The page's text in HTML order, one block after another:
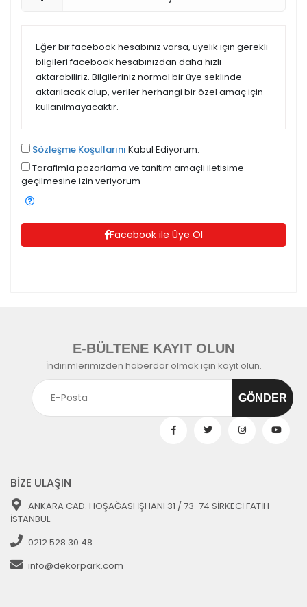
Eğer bir facebook hesabınız varsa, üyelik için gerekli
bilgileri facebook hesabınızdan daha hızlı
aktarabiliriz. Bilgileriniz normal bir üye seklinde
aktarılacak olup, veriler herhangi bir özel amaç için
kullanılmayacaktır.
Sözleşme Koşullarını Kabul Ediyorum.
Tarafimla pazarlama ve tanitim amaçli iletisime
geçilmesine izin veriyorum
Facebook ile Üye Ol
E-BÜLTENE KAYIT OLUN
İndirimlerimizden haberdar olmak için kayıt olun.
BİZE ULAŞIN
ANKARA CAD. HOŞAĞASI İŞHANI 31 / 73-74 SİRKECİ FATİH
İSTANBUL
0212 528 30 48
info@dekorpark.com